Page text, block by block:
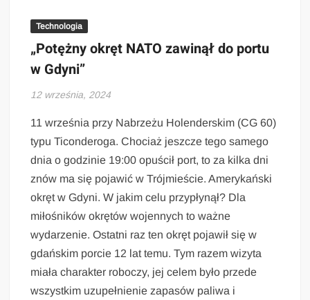
Technologia
„Potężny okręt NATO zawinął do portu
w Gdyni”
12 września, 2024
11 września przy Nabrzeżu Holenderskim (CG 60)
typu Ticonderoga. Chociaż jeszcze tego samego
dnia o godzinie 19:00 opuścił port, to za kilka dni
znów ma się pojawić w Trójmieście. Amerykański
okręt w Gdyni. W jakim celu przypłynął? Dla
miłośników okrętów wojennych to ważne
wydarzenie. Ostatni raz ten okręt pojawił się w
gdańskim porcie 12 lat temu. Tym razem wizyta
miała charakter roboczy, jej celem było przede
wszystkim uzupełnienie zapasów paliwa i